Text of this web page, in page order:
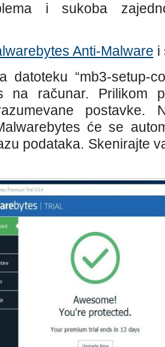
i sukoba
Anti-Malware i
datoteku “mb3-setup-
na računar. Prilikom
postavke.
će se
podataka. Skenirajte